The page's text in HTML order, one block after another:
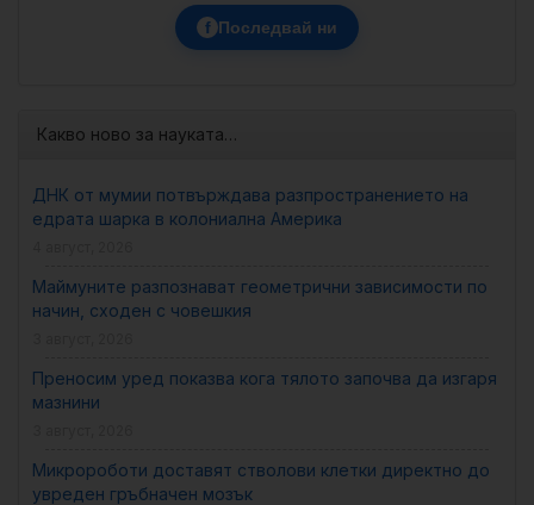
f Последвай ни
Какво ново за науката…
ДНК от мумии потвърждава разпространението на
едрата шарка в колониална Америка
Маймуните разпознават геометрични зависимости по
начин, сходен с човешкия
Преносим уред показва кога тялото започва да изгаря
мазнини
Микророботи доставят стволови клетки директно до
увреден гръбначен мозък